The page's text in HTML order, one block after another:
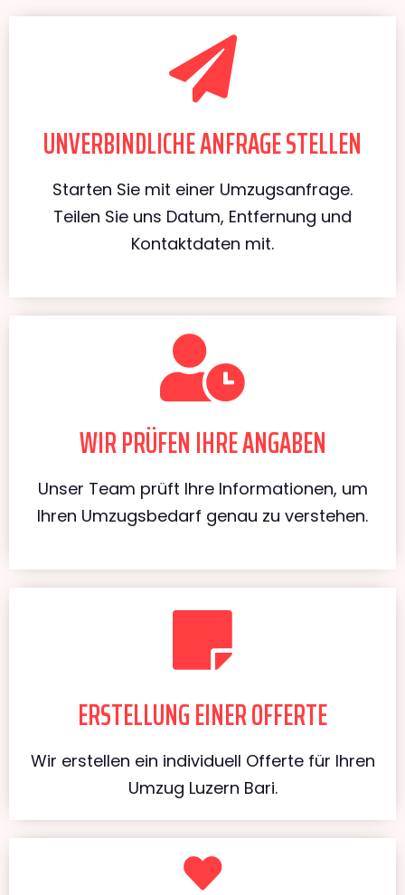
UNVERBINDLICHE ANFRAGE STELLEN
Starten Sie mit einer Umzugsanfrage.
Teilen Sie uns Datum, Entfernung und
Kontaktdaten mit.
WIR PRÜFEN IHRE ANGABEN
Unser Team prüft Ihre Informationen, um
Ihren Umzugsbedarf genau zu verstehen.
ERSTELLUNG EINER OFFERTE
Wir erstellen ein individuell Offerte für Ihren
Umzug Luzern Bari.